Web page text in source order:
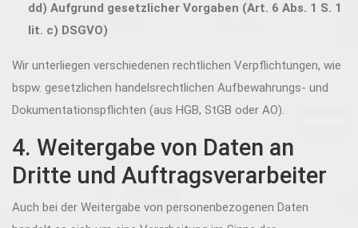
dd) Aufgrund gesetzlicher Vorgaben (Art. 6 Abs. 1 S. 1
lit. c) DSGVO)
Wir unterliegen verschiedenen rechtlichen Verpflichtungen, wie
bspw. gesetzlichen handelsrechtlichen Aufbewahrungs- und
Dokumentationspflichten (aus HGB, StGB oder AO).
4. Weitergabe von Daten an
Dritte und Auftragsverarbeiter
Auch bei der Weitergabe von personenbezogenen Daten